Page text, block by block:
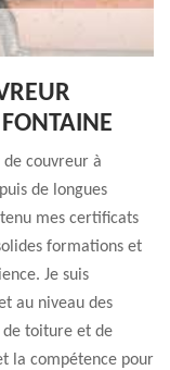
de couvreur à
de longues
mes certificats
formations et
Je suis
au niveau des
de toiture et de
la compétence pour